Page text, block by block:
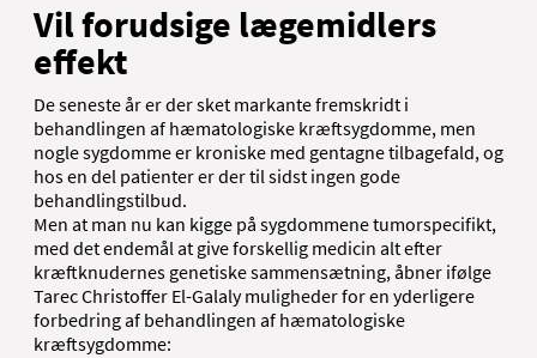
Vil forudsige lægemidlers
effekt
De seneste år er der sket markante fremskridt i
behandlingen af hæmatologiske kræftsygdomme, men
nogle sygdomme er kroniske med gentagne tilbagefald, og
hos en del patienter er der til sidst ingen gode
behandlingstilbud.
Men at man nu kan kigge på sygdommene tumorspecifikt,
med det endemål at give forskellig medicin alt efter
kræftknudernes genetiske sammensætning, åbner ifølge
Tarec Christoffer El-Galaly muligheder for en yderligere
forbedring af behandlingen af hæmatologiske
kræftsygdomme: